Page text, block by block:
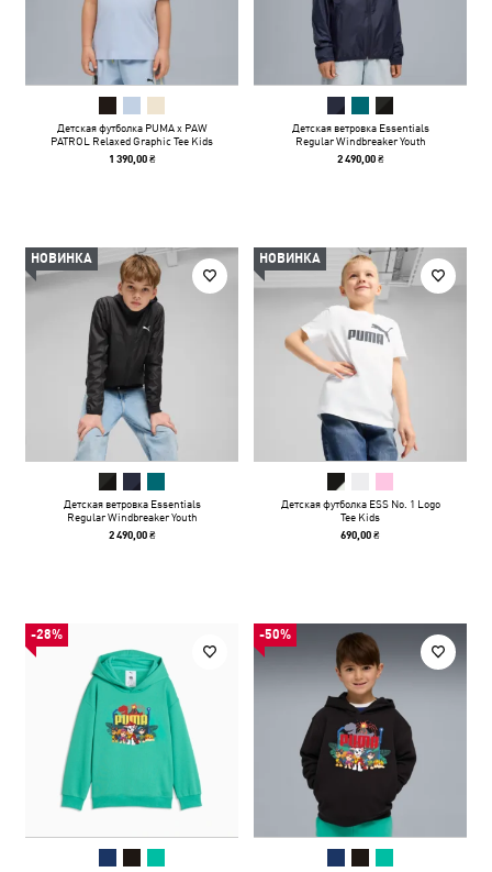
Детская футболка PUMA x PAW
PATROL Relaxed Graphic Tee Kids
1 390,00 ₴
Детская ветровка Essentials
Regular Windbreaker Youth
2 490,00 ₴
НОВИНКА
Детская ветровка Essentials
Regular Windbreaker Youth
2 490,00 ₴
НОВИНКА
Детская футболка ESS No. 1 Logo
Tee Kids
690,00 ₴
-28% -50%